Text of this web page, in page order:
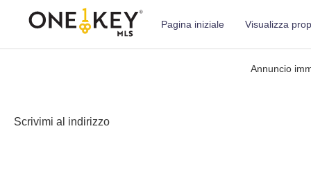
Pagina iniziale Visualizza
Annuncio
Scrivimi al indirizzo